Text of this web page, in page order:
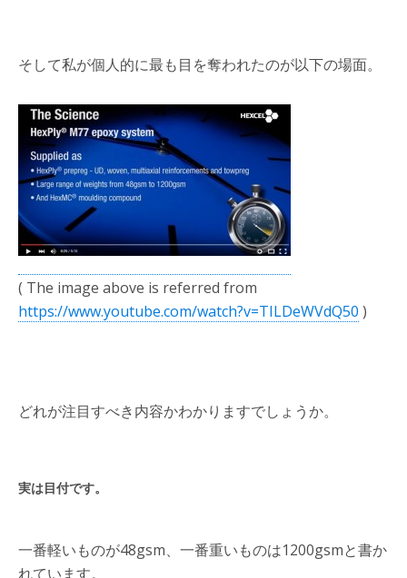
そして私が個人的に最も目を奪われたのが以下の場面。
( The image above is referred from
https://www.youtube.com/watch?v=TILDeWVdQ50 )
どれが注目すべき内容かわかりますでしょうか。
実は目付です。
一番軽いものが48gsm、一番重いものは1200gsmと書か
れています。